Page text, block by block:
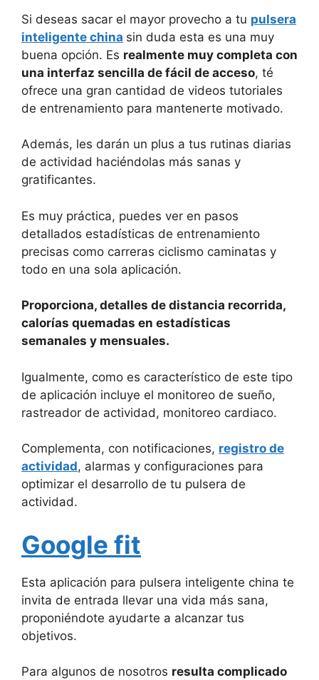
Si deseas sacar el mayor provecho a tu pulsera
inteligente china sin duda esta es una muy
buena opción. Es realmente muy completa con
una interfaz sencilla de fácil de acceso, té
ofrece una gran cantidad de videos tutoriales
de entrenamiento para mantenerte motivado.
Además, les darán un plus a tus rutinas diarias
de actividad haciéndolas más sanas y
gratificantes.
Es muy práctica, puedes ver en pasos
detallados estadísticas de entrenamiento
precisas como carreras ciclismo caminatas y
todo en una sola aplicación.
Proporciona, detalles de distancia recorrida,
calorías quemadas en estadísticas
semanales y mensuales.
Igualmente, como es característico de este tipo
de aplicación incluye el monitoreo de sueño,
rastreador de actividad, monitoreo cardiaco.
Complementa, con notificaciones, registro de
actividad, alarmas y configuraciones para
optimizar el desarrollo de tu pulsera de
actividad.
Google fit
Esta aplicación para pulsera inteligente china te
invita de entrada llevar una vida más sana,
proponiéndote ayudarte a alcanzar tus
objetivos.
Para algunos de nosotros resulta complicado